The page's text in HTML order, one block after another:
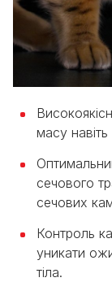
масу
сечового
сечових
Контроль
уникати
тіла.